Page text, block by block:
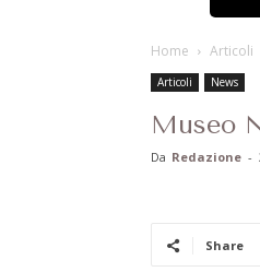
Home Articoli
Articoli News
Museo
Da Redazione -
Share